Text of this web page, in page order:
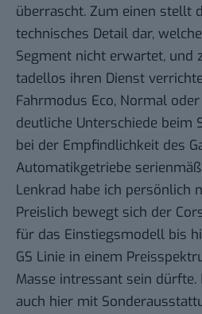
überrascht. Zum einen stellt
technisches Detail dar,
Segment nicht erwartet, und
tadellos ihren Dienst
Fahrmodus Eco, Normal
deutliche Unterschiede beim
bei der Empfindlichkeit des
Automatikgetriebe
Lenkrad habe ich persönlich
Preislich bewegt sich der
für das Einstiegsmodell bis
GS Linie in einem
Masse intressant sein
auch hier mit